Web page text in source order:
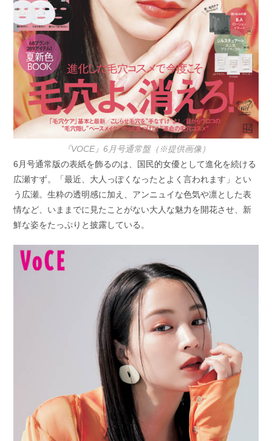
『VOCE』6月号通常盤（※提供画像）
6月号通常版の表紙を飾るのは、国民的女優として進化を続ける
広瀬すず。「最近、大人っぽくなったとよく言われます」とい
う広瀬。生粋の透明感に加え、アンニュイな色気や凛とした表
情など、いままでに見たことがない大人な魅力を開花させ、新
鮮な姿をたっぷりと披露している。